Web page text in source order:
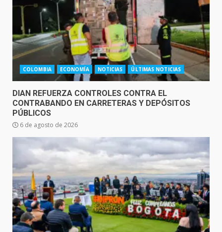
COLOMBIA ECONOMÍA NOTICIAS ÚLTIMAS NOTICIAS
DIAN REFUERZA CONTROLES CONTRA EL
CONTRABANDO EN CARRETERAS Y DEPÓSITOS
PÚBLICOS
6 de agosto de 2026